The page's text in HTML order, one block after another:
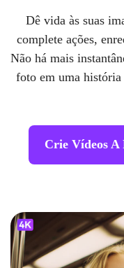
Dê vida às suas
complete ações,
Não há mais
foto em uma história
Crie Vídeos